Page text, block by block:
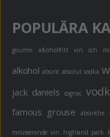
POPULÄRA
gourme alkoholfritt vin och
alkohol absint absolut vodka
jack daniels cognac
famous grouse absinthe
mousserande vin highland park